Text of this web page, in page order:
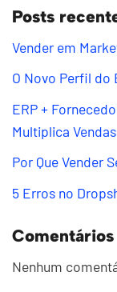
Posts
Vender em
O Novo Perfil do
ERP +
Multiplica Vendas
Por Que Vender
5 Erros no
Comentários
Nenhum